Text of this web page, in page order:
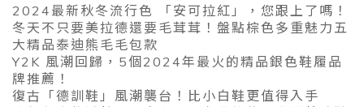
2024最新秋冬流行色 「安可拉紅」，您跟上了嗎！
冬天不只要美拉德還要毛茸茸！盤點棕色多重魅力五
大精品泰迪熊毛毛包款
Y2K 風潮回歸，5個2024年最火的精品銀色鞋履品
牌推薦！
復古「德訓鞋」風潮襲台！比小白鞋更值得入手